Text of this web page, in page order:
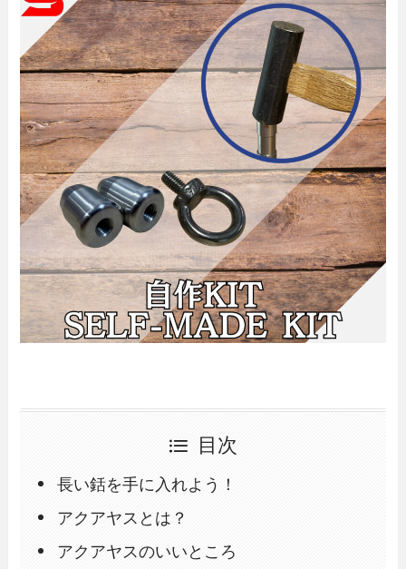
目次
長い銛を手に入れよう！
アクアヤスとは？
アクアヤスのいいところ